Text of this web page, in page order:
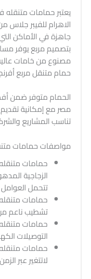
يعتبر حمامات
الاهرام للفيبر جلاس
جاهزة في الأماكن
بتصميم مربع يوفر
مصنوع من خامات
حمام متنقل مربع
الحمام متوفر ضمن
مصر مع إمكانية
تناسب المشاريع
مواصفات حمامات
حمامات
الزجاجية
تتحمل العوامل
حمامات
تشطيب ناعم
حمامات
التوصيلات
حمامات
لاتتغير عبر الزمن